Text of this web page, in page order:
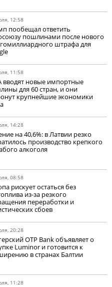
12:58
пообещал ответить
пошлинами после нового
штрафа для
11:58
новые импортные
для 60 стран, и они
крупнейшие экономики
14:28
на 40,6%: в Латвии резко
производство крепкого
алкоголя
08:58
рискует остаться без
из-за резкого
переработки и
сбоев
20:28
OTP Bank объявляет о
Luminor и готовится к
в странах Балтии
11:28